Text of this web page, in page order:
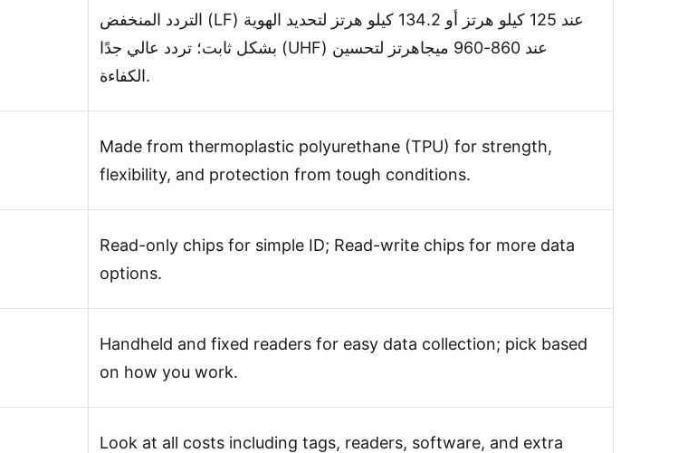
التردد المنخفض (LF) عند 125 كيلو هرتز أو 134.2 كيلو هرتز لتحديد الهوية
بشكل ثابت؛ تردد عالي جدًا (UHF) عند 860-960 ميجاهرتز لتحسين
الكفاءة.
Made from thermoplastic polyurethane (TPU) for strength,
flexibility, and protection from tough conditions.
Read-only chips for simple ID; Read-write chips for more data
options.
Handheld and fixed readers for easy data collection; pick based
on how you work.
Look at all costs including tags, readers, software, and extra